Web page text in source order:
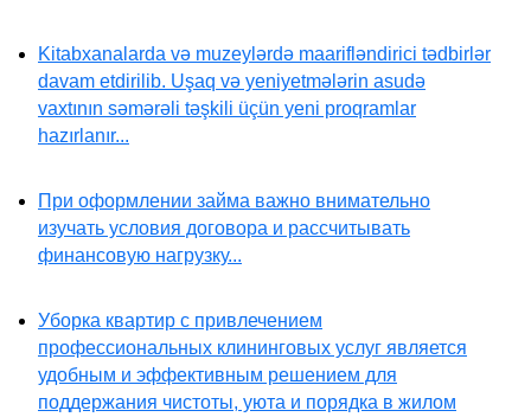
Kitabxanalarda və muzeylərdə maarifləndirici tədbirlər
davam etdirilib. Uşaq və yeniyetmələrin asudə
vaxtının səmərəli təşkili üçün yeni proqramlar
hazırlanır...
При оформлении займа важно внимательно
изучать условия договора и рассчитывать
финансовую нагрузку...
Уборка квартир с привлечением
профессиональных клининговых услуг является
удобным и эффективным решением для
поддержания чистоты, уюта и порядка в жилом